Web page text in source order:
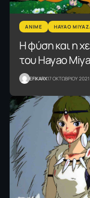
ANIME HAYAO
Η φύση και η
του Hayao
EFIKARX17 ΟΚΤΩΒΡΙΟΥ 2021